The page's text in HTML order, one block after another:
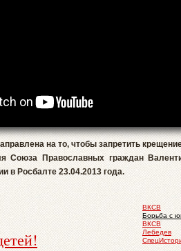
на то, чтобы запретить
Союза Православных граждан
в Росбалте 23.04.2013 года.
ВКСВ
Борьба с
ВКСВ
Лебедев